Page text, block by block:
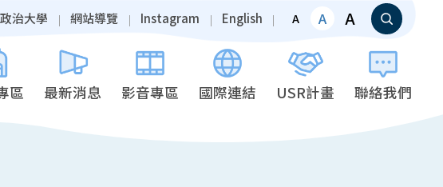
政治大學 網站導覽 Instagram English A A A
區 最新消息 影音專區 國際連結 USR計畫 聯絡我們